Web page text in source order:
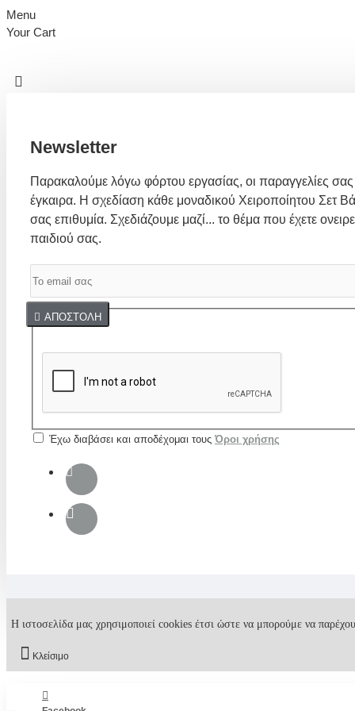
Menu
Your Cart
Newsletter
Παρακαλούμε λόγω φόρτου εργασίας, οι παραγγελίες σας
έγκαιρα. Η σχεδίαση κάθε μοναδικού Χειροποίητου Σετ
σας επιθυμία. Σχεδιάζουμε μαζί... το θέμα που έχετε
παιδιού σας.
ΑΠΟΣΤΟΛΉ
Captcha
Έχω διαβάσει και αποδέχομαι τους Όροι χρήσης
Η ιστοσελίδα μας χρησιμοποιεί cookies έτσι ώστε να μπορούμε να
Κλείσιμο